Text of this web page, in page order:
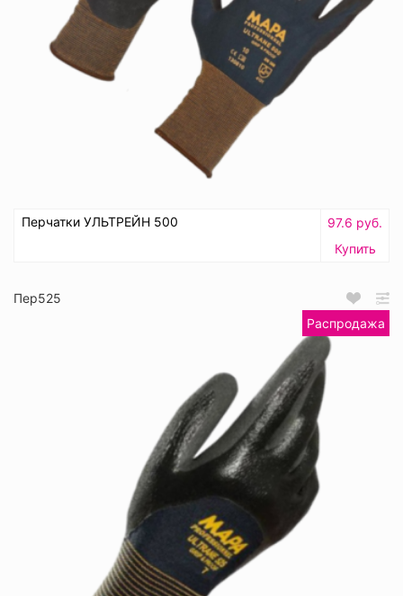
Перчатки УЛЬТРЕЙН 500
97.6 руб.
Купить
Пер525
Распродажа